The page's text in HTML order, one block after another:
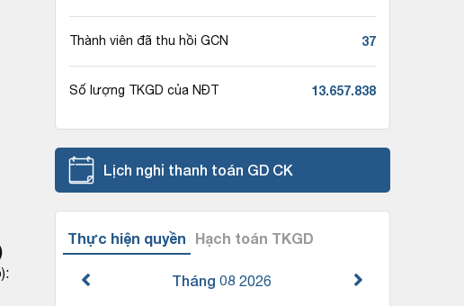
Thành viên đã thu hồi GCN 37
Số lượng TKGD của NĐT 13.657.838
Lịch nghỉ thanh toán GD CK
Thực hiện quyền Hạch toán TKGD
Tháng 08 2026